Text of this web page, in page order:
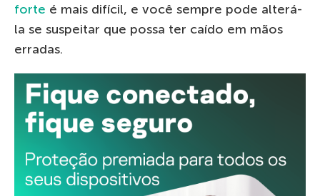
forte é mais difícil, e você sempre pode alterá-
la se suspeitar que possa ter caído em mãos
erradas.